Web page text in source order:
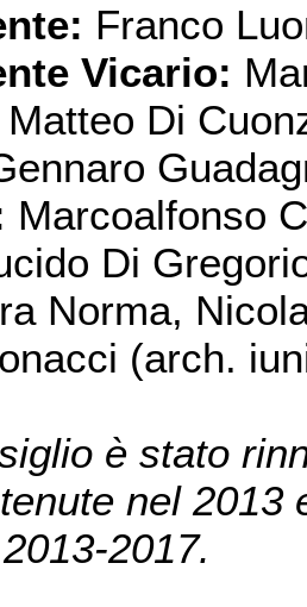
Franco
Vicario:
Matteo Di
Marcoalfonso
Di
Norma,
(arch.
è stato
nel 2013
2017.